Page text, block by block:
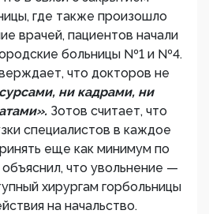
где также произошло
врачей, пациентов начали
больницы №1 и №4.
что докторов не
ни кадрами, ни
Зотов считает, что
специалистов в каждое
еще как минимум по
что увольнение —
хирургам горбольницы
на начальство.